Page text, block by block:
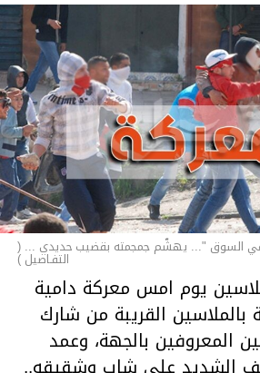
السوق "... يهشّم جمجمته بقضيب حديدي ... (
التفـاصيل )
يوم امس معركة دامية
بالملاسين القريبة من شارك
المعروفين بالجهة، وعمد